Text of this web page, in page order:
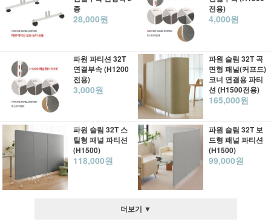
종
28,000원
전용)
4,000원
파원 파티션 32T
연결부속 (H1200
전용)
3,000원
파원 슬림 32T 곡
면형 패널(커프드)
코너 연결용 파티
션 (H1500전용)
165,000원
파원 슬림 32T 스
틸형 패널 파티션
(H1500)
118,000원
파원 슬림 32T 보
드형 패널 파티션
(H1500)
99,000원
더보기 ▼